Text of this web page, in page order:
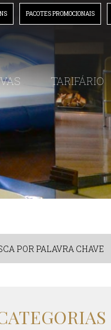
PACOTES PROMOCIONAIS
TARIFÁRIO